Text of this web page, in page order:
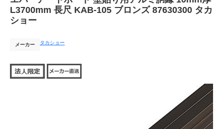
L3700mm 長尺 KAB-105 ブロンズ 87630300 タカ
ショー
メーカー タカショー